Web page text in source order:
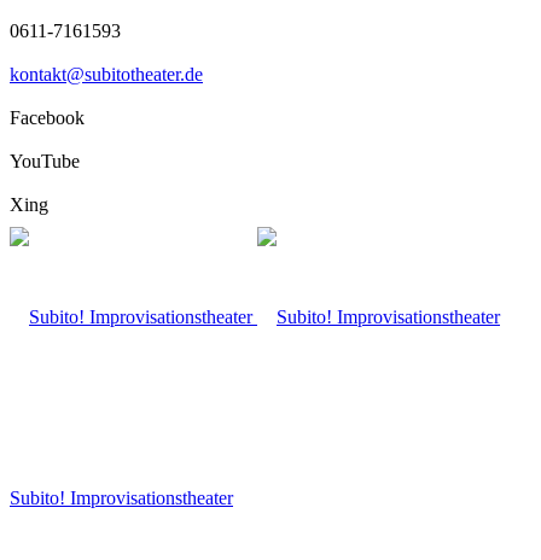
0611-7161593
kontakt@subitotheater.de
Facebook
YouTube
Xing
Subito! Improvisationstheater